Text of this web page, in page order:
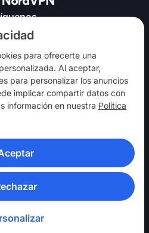
para ofrecerte una
Al aceptar,
para personalizar los anuncios
implicar compartir datos con
información en nuestra Política
reservados